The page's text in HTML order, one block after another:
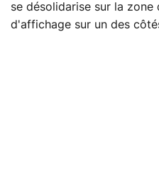
se désolidarise sur la
d'affichage sur un des